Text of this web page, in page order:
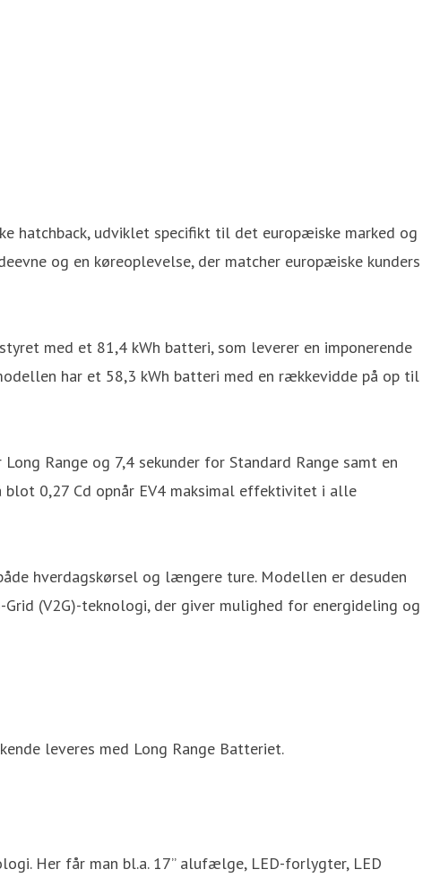
hatchback, udviklet specifikt til det europæiske marked og
og en køreoplevelse, der matcher europæiske kunders
med et 81,4 kWh batteri, som leverer en imponerende
har et 58,3 kWh batteri med en rækkevidde på op til
Range og 7,4 sekunder for Standard Range samt en
0,27 Cd opnår EV4 maksimal effektivitet i alle
hverdagskørsel og længere ture. Modellen er desuden
(V2G)-teknologi, der giver mulighed for energideling og
leveres med Long Range Batteriet.
Her får man bl.a. 17” alufælge, LED-forlygter, LED